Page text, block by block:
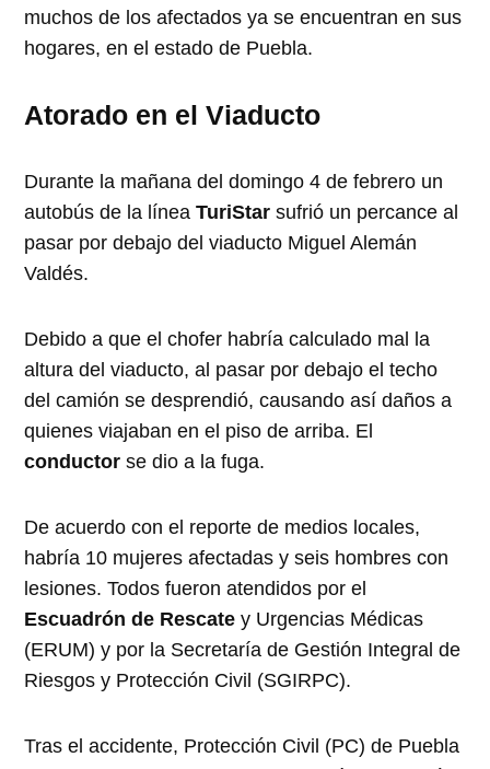
muchos de los afectados ya se encuentran en sus
hogares, en el estado de Puebla.
Atorado en el Viaducto
Durante la mañana del domingo 4 de febrero un
autobús de la líneaTuriStar sufrió un percance al
pasar por debajo del viaducto Miguel Alemán
Valdés.
Debido a que el chofer habría calculado mal la
altura del viaducto, al pasar por debajo el techo
del camión se desprendió, causando así daños a
quienes viajaban en el piso de arriba. El
conductor se dio a la fuga.
De acuerdo con el reporte de medios locales,
habría 10 mujeres afectadas y seis hombres con
lesiones. Todos fueron atendidos por el
Escuadrón de Rescate y Urgencias Médicas
(ERUM) y por la Secretaría de Gestión Integral de
Riesgos y Protección Civil (SGIRPC).
Tras el accidente, Protección Civil (PC) de Puebla